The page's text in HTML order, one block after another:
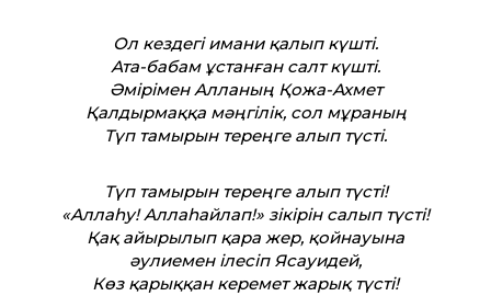
Ол кездегі имани қалып күшті.
Ата-бабам ұстанған салт күшті.
Әмірімен Алланың Қожа-Ахмет
Қалдырмаққа мәңгілік, сол мұраның
Түп тамырын тереңге алып түсті.
Түп тамырын тереңге алып түсті!
«Аллаһу! Аллаһайлап!» зікірін салып түсті!
Қақ айырылып қара жер, қойнауына
әулиемен ілесіп Ясауидей,
Көз қарыққан керемет жарық түсті!